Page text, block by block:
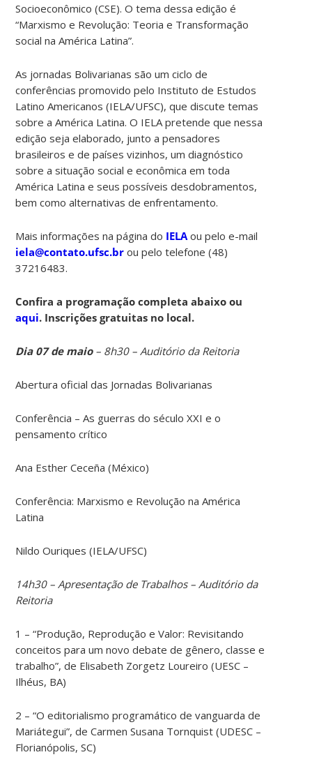
Socioeconômico (CSE). O tema dessa edição é
“Marxismo e Revolução: Teoria e Transformação
social na América Latina”.
As jornadas Bolivarianas são um ciclo de
conferências promovido pelo Instituto de Estudos
Latino Americanos (IELA/UFSC), que discute temas
sobre a América Latina. O IELA pretende que nessa
edição seja elaborado, junto a pensadores
brasileiros e de países vizinhos, um diagnóstico
sobre a situação social e econômica em toda
América Latina e seus possíveis desdobramentos,
bem como alternativas de enfrentamento.
Mais informações na página do IELA ou pelo e-mail
iela@contato.ufsc.br ou pelo telefone (48)
37216483.
Confira a programação completa abaixo ou
aqui. Inscrições gratuitas no local.
Dia 07 de maio– 8h30 – Auditório da Reitoria
Abertura oficial das Jornadas Bolivarianas
Conferência – As guerras do século XXI e o
pensamento crítico
Ana Esther Ceceña (México)
Conferência: Marxismo e Revolução na América
Latina
Nildo Ouriques (IELA/UFSC)
14h30 – Apresentação de Trabalhos – Auditório da
Reitoria
1 – “Produção, Reprodução e Valor: Revisitando
conceitos para um novo debate de gênero, classe e
trabalho”, de Elisabeth Zorgetz Loureiro (UESC –
Ilhéus, BA)
2 – “O editorialismo programático de vanguarda de
Mariátegui”, de Carmen Susana Tornquist (UDESC –
Florianópolis, SC)